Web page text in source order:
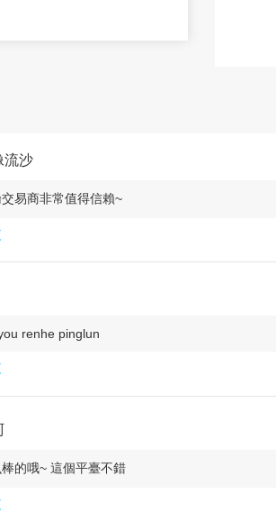
流沙
易商非常值得信賴~
renhe pinglun
的哦~ 這個平臺不錯